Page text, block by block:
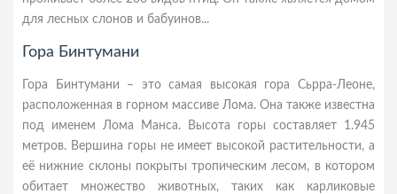
для лесных слонов и бабуинов...
Гора Бинтумани
Гора Бинтумани – это самая высокая гора Сьрра-Леоне,
расположенная в горном массиве Лома. Она также известна
под именем Лома Манса. Высота горы составляет 1.945
метров. Вершина горы не имеет высокой растительности, а
её нижние склоны покрыты тропическим лесом, в котором
обитает множество животных, таких как карликовые